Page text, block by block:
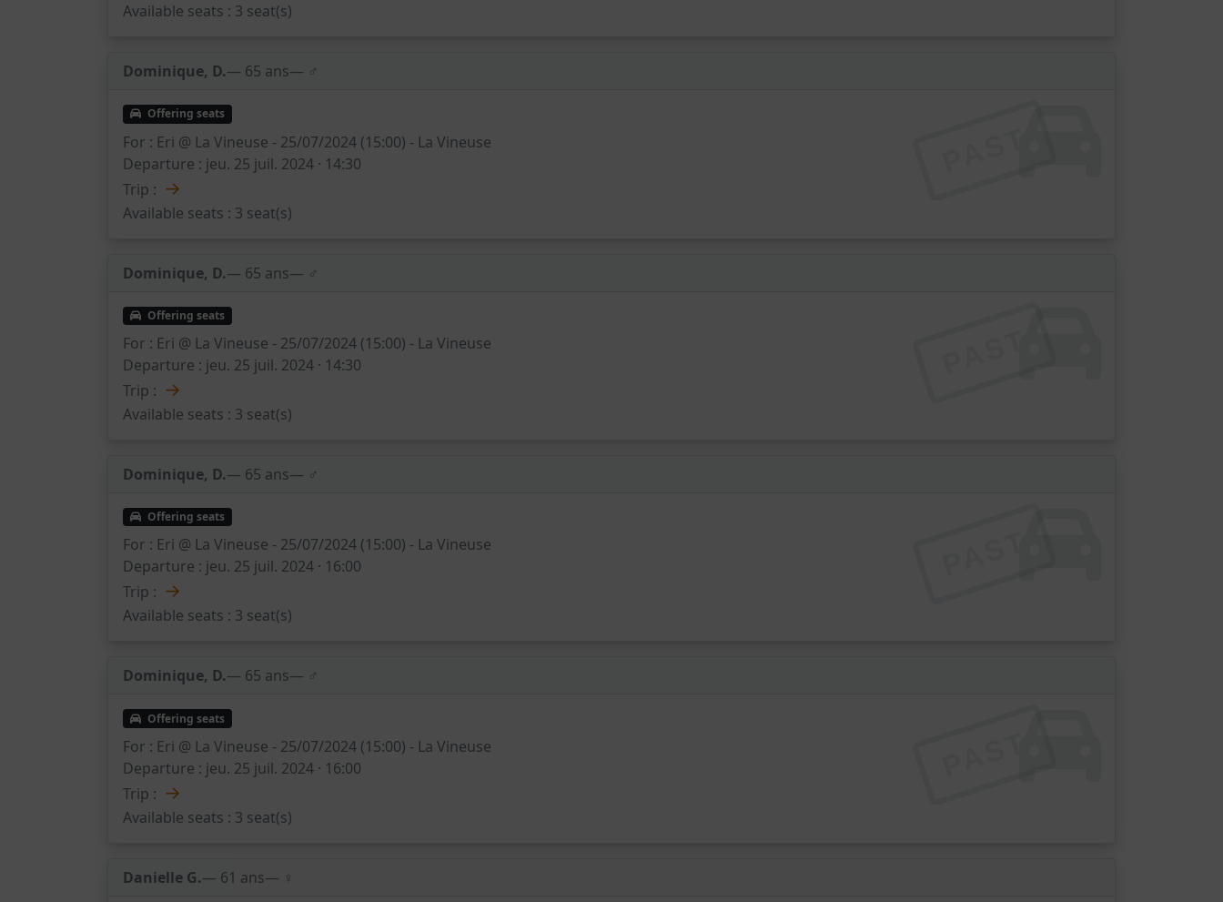
Available seats : 3 seat(s)
Dominique, D.— 65 ans— ♂️
Offering seats
For : Eri @ La Vineuse - 25/07/2024 (15:00) - La Vineuse
Departure : jeu. 25 juil. 2024 · 14:30
Trip : →
Available seats : 3 seat(s)
Dominique, D.— 65 ans— ♂️
Offering seats
For : Eri @ La Vineuse - 25/07/2024 (15:00) - La Vineuse
Departure : jeu. 25 juil. 2024 · 14:30
Trip : →
Available seats : 3 seat(s)
Dominique, D.— 65 ans— ♂️
Offering seats
For : Eri @ La Vineuse - 25/07/2024 (15:00) - La Vineuse
Departure : jeu. 25 juil. 2024 · 16:00
Trip : →
Available seats : 3 seat(s)
Dominique, D.— 65 ans— ♂️
Offering seats
For : Eri @ La Vineuse - 25/07/2024 (15:00) - La Vineuse
Departure : jeu. 25 juil. 2024 · 16:00
Trip : →
Available seats : 3 seat(s)
Danielle G.— 61 ans— ♀️